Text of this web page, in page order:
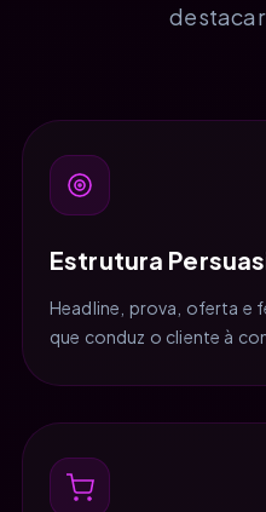
Estrutura
Headline, prova, oferta e
que conduz o cliente à